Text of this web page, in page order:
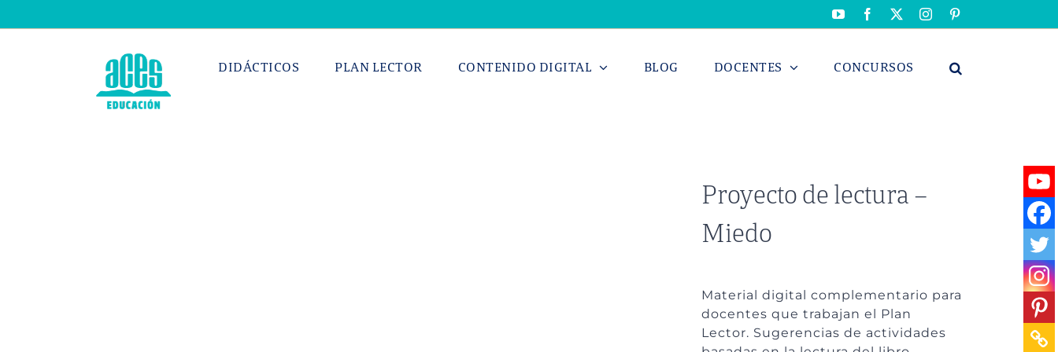
al
YouTubeFacebook Instagram
DIDÁCTICOS PLAN LECTOR CONTENIDO DIGITAL BLOG DOCENTES CONCURSOS
Proyecto de lectura –
Miedo
Material digital complementario para
docentes que trabajan el Plan
Lector. Sugerencias de actividades